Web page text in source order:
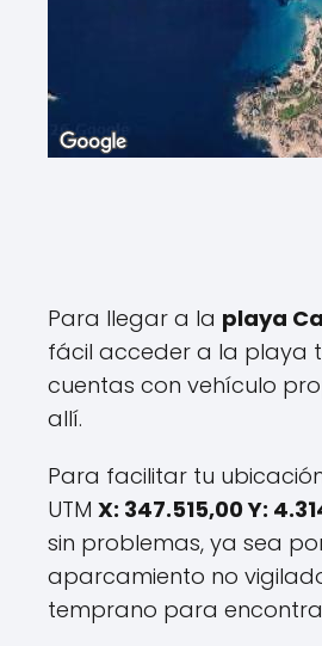
Para llegar a la playa
fácil acceder a la playa
cuentas con vehículo
allí.
Para facilitar tu
UTM X: 347.515,00 Y:
sin problemas, ya sea
aparcamiento no
temprano para